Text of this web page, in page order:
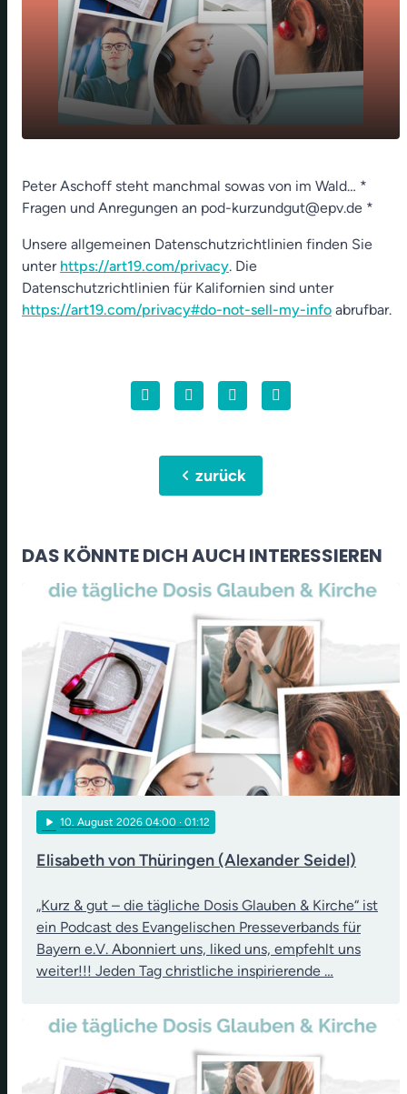
play_arrow Dankbarkeit
00:00 01:23
Peter Aschoff steht manchmal sowas von im Wald… *
Fragen und Anregungen an pod-kurzundgut@epv.de *
Unsere allgemeinen Datenschutzrichtlinien finden Sie
unter https://art19.com/privacy. Die
Datenschutzrichtlinien für Kalifornien sind unter
https://art19.com/privacy#do-not-sell-my-info abrufbar.
chevron_leftzurück
DAS KÖNNTE DICH AUCH INTERESSIEREN
play_arrow 10. August 2026 04:00 · 01:12
Elisabeth von Thüringen (Alexander Seidel)
„Kurz & gut – die tägliche Dosis Glauben & Kirche“ ist
ein Podcast des Evangelischen Presseverbands für
Bayern e.V. Abonniert uns, liked uns, empfehlt uns
weiter!!! Jeden Tag christliche inspirierende …